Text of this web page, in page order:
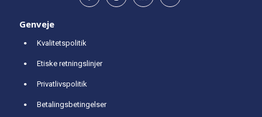
Genveje
Kvalitetspolitik
Etiske retningslinjer
Privatlivspolitik
Betalingsbetingelser